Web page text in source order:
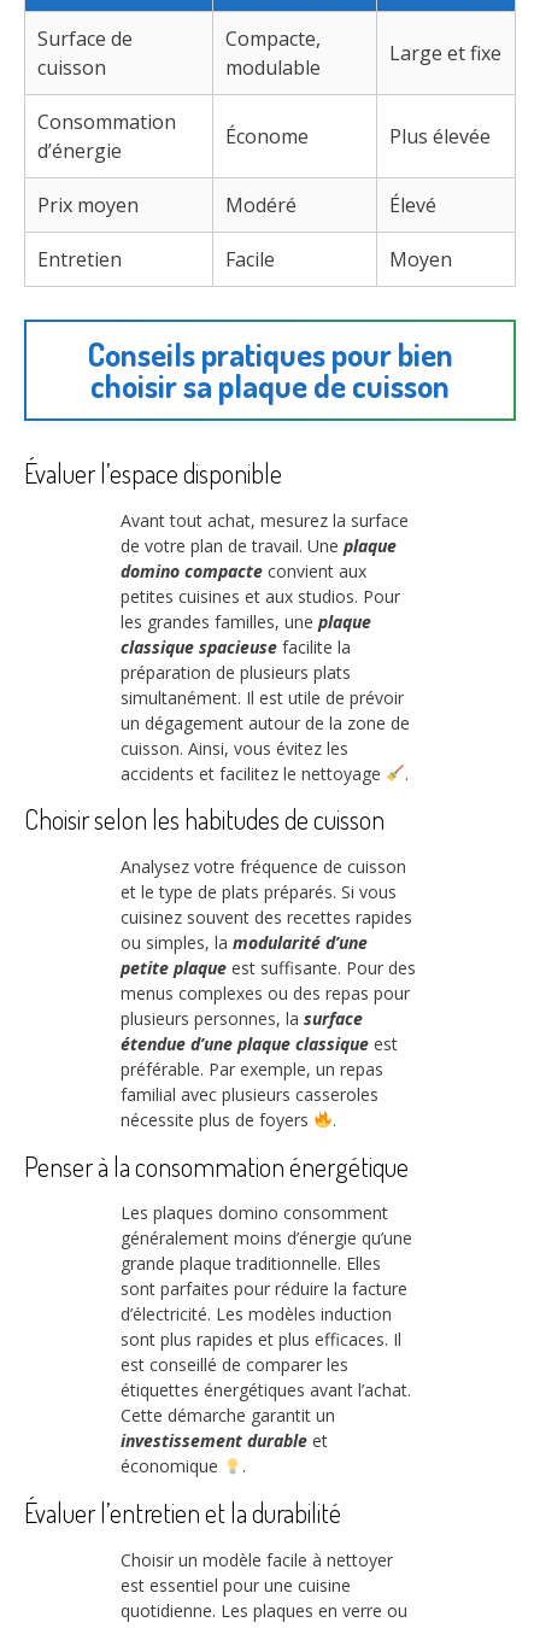
Surface de
cuisson
Compacte,
modulable
Large et fixe
Consommation
d’énergie
Économe Plus élevée
Prix moyen Modéré Élevé
Entretien Facile Moyen
Conseils pratiques pour bien
choisir sa plaque de cuisson
Évaluer l’espace disponible
Avant tout achat, mesurez la surface
de votre plan de travail. Une plaque
domino compacte convient aux
petites cuisines et aux studios. Pour
les grandes familles, une plaque
classique spacieuse facilite la
préparation de plusieurs plats
simultanément. Il est utile de prévoir
un dégagement autour de la zone de
cuisson. Ainsi, vous évitez les
accidents et facilitez le nettoyage
.
Choisir selon les habitudes de cuisson
Analysez votre fréquence de cuisson
et le type de plats préparés. Si vous
cuisinez souvent des recettes rapides
ou simples, la modularité d’une
petite plaque est suffisante. Pour des
menus complexes ou des repas pour
plusieurs personnes, la surface
étendue d’une plaque classique est
préférable. Par exemple, un repas
familial avec plusieurs casseroles
nécessite plus de foyers
.
Penser à la consommation énergétique
Les plaques domino consomment
généralement moins d’énergie qu’une
grande plaque traditionnelle. Elles
sont parfaites pour réduire la facture
d’électricité. Les modèles induction
sont plus rapides et plus efficaces. Il
est conseillé de comparer les
étiquettes énergétiques avant l’achat.
Cette démarche garantit un
investissement durable et
économique
.
Évaluer l’entretien et la durabilité
Choisir un modèle facile à nettoyer
est essentiel pour une cuisine
quotidienne. Les plaques en verre ou